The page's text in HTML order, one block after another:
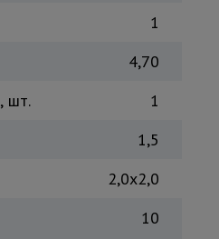
1
4,70
шт.
1
1,5
2,0x2,0
10